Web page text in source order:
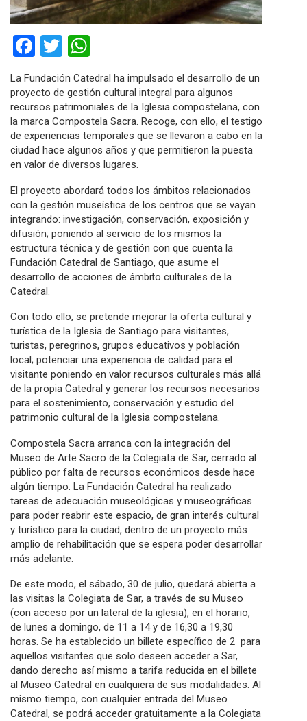
Facebook
Twitter
La Fundación Catedral ha impulsado el desarrollo de un
proyecto de gestión cultural integral para algunos
recursos patrimoniales de la Iglesia compostelana, con
la marca Compostela Sacra. Recoge, con ello, el testigo
de experiencias temporales que se llevaron a cabo en la
ciudad hace algunos años y que permitieron la puesta
en valor de diversos lugares.
El proyecto abordará todos los ámbitos relacionados
con la gestión museística de los centros que se vayan
integrando: investigación, conservación, exposición y
difusión; poniendo al servicio de los mismos la
estructura técnica y de gestión con que cuenta la
Fundación Catedral de Santiago, que asume el
desarrollo de acciones de ámbito culturales de la
Catedral.
Con todo ello, se pretende mejorar la oferta cultural y
turística de la Iglesia de Santiago para visitantes,
turistas, peregrinos, grupos educativos y población
local; potenciar una experiencia de calidad para el
visitante poniendo en valor recursos culturales más allá
de la propia Catedral y generar los recursos necesarios
para el sostenimiento, conservación y estudio del
patrimonio cultural de la Iglesia compostelana.
Compostela Sacra arranca con la integración del
Museo de Arte Sacro de la Colegiata de Sar, cerrado al
público por falta de recursos económicos desde hace
algún tiempo. La Fundación Catedral ha realizado
tareas de adecuación museológicas y museográficas
para poder reabrir este espacio, de gran interés cultural
y turístico para la ciudad, dentro de un proyecto más
amplio de rehabilitación que se espera poder desarrollar
más adelante.
De este modo, el sábado, 30 de julio, quedará abierta a
las visitas la Colegiata de Sar, a través de su Museo
(con acceso por un lateral de la iglesia), en el horario,
de lunes a domingo, de 11 a 14 y de 16,30 a 19,30
horas. Se ha establecido un billete específico de 2  para
aquellos visitantes que solo deseen acceder a Sar,
dando derecho así mismo a tarifa reducida en el billete
al Museo Catedral en cualquiera de sus modalidades. Al
mismo tiempo, con cualquier entrada del Museo
Catedral, se podrá acceder gratuitamente a la Colegiata